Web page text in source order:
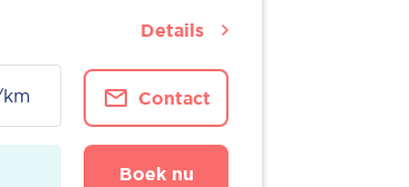
Contact
Boek nu
Details